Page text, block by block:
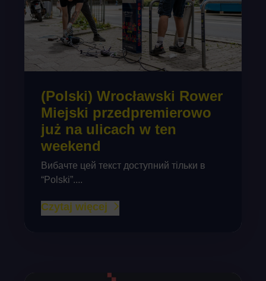
(Polski) Wrocławski Rower
Miejski przedpremierowo
już na ulicach w ten
weekend
Вибачте цей текст доступний тільки в
“Polski”....
Czytaj więcej